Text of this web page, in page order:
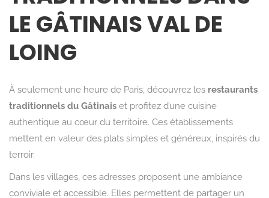
LE GÂTINAIS VAL DE
LOING
À seulement une heure de Paris, découvrez les restaurants
traditionnels du Gâtinais et profitez d’une cuisine
authentique au cœur du territoire. Ces établissements
mettent en valeur des plats simples et généreux, inspirés du
terroir.
Dans les villages, ces adresses proposent une ambiance
conviviale et accessible. Elles permettent de partager un